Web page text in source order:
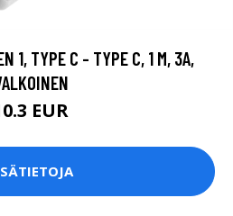
1, TYPE C - TYPE C, 1 M, 3A,
EUR